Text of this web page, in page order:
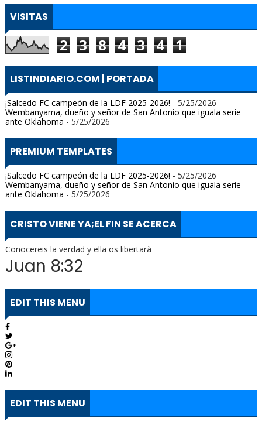
VISITAS
2 3 8 4 3 4 1
LISTINDIARIO.COM | PORTADA
¡Salcedo FC campeón de la LDF 2025-2026! - 5/25/2026
Wembanyama, dueño y señor de San Antonio que iguala serie
ante Oklahoma - 5/25/2026
PREMIUM TEMPLATES
¡Salcedo FC campeón de la LDF 2025-2026! - 5/25/2026
Wembanyama, dueño y señor de San Antonio que iguala serie
ante Oklahoma - 5/25/2026
CRISTO VIENE YA;EL FIN SE ACERCA
Conocereis la verdad y ella os libertarà
Juan 8:32
EDIT THIS MENU
EDIT THIS MENU